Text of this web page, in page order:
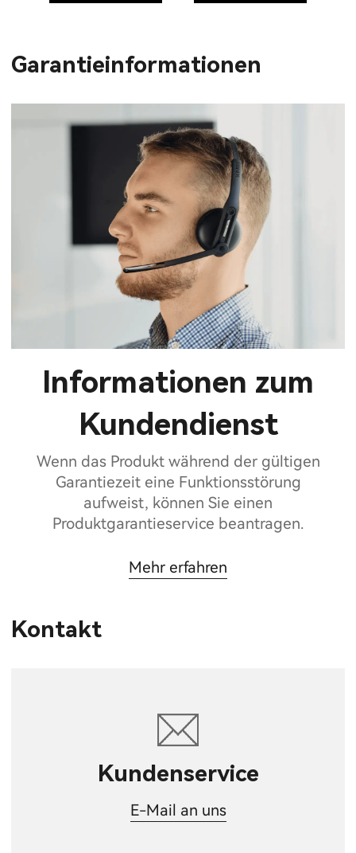
Garantieinformationen
Informationen zum
Kundendienst
Wenn das Produkt während der gültigen
Garantiezeit eine Funktionsstörung
aufweist, können Sie einen
Produktgarantieservice beantragen.
Mehr erfahren
Kontakt
Kundenservice
E-Mail an uns